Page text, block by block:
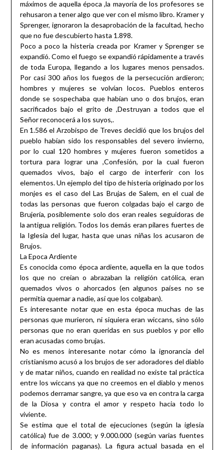
máximos de aquella época ,la mayoría de los profesores se
rehusaron a tener algo que ver con el mismo libro. Kramer y
Sprenger, ignoraron la desaprobación de la facultad, hecho
que no fue descubierto hasta 1.898.
Poco a poco la histeria creada por Kramer y Sprenger se
expandió. Como el fuego se expandió rápidamente a través
de toda Europa, llegando a los lugares menos pensados.
Por casi 300 años los fuegos de la persecución ardieron;
hombres y mujeres se volvían locos. Pueblos enteros
donde se sospechaba que habían uno o dos brujos, eran
sacrificados bajo el grito de ,Destruyan a todos que el
Señor reconocerá a los suyos,.
En 1.586 el Arzobispo de Treves decidió que los brujos del
pueblo habían sido los responsables del severo invierno,
por lo cual 120 hombres y mujeres fueron sometidos a
tortura para lograr una ,Confesión, por la cual fueron
quemados vivos, bajo el cargo de interferir con los
elementos. Un ejemplo del tipo de histeria originado por los
monjes es el caso del Las Brujas de Salem, en el cual de
todas las personas que fueron colgadas bajo el cargo de
Brujería, posiblemente solo dos eran reales seguidoras de
la antigua religión. Todos los demás eran pilares fuertes de
la Iglesia del lugar, hasta que unas niñas los acusaron de
Brujos.
La Epoca Ardiente
Es conocida como época ardiente, aquella en la que todos
los que no creían o abrazaban la religión católica, eran
quemados vivos o ahorcados (en algunos países no se
permitía quemar a nadie, así que los colgaban).
Es interesante notar que en esta época muchas de las
personas que murieron, ni siquiera eran wiccans, sino sólo
personas que no eran queridas en sus pueblos y por ello
eran acusadas como brujas.
No es menos interesante notar cómo la ignorancia del
cristianismo acusó a los brujos de ser adoradores del diablo
y de matar niños, cuando en realidad no existe tal práctica
entre los wiccans ya que no creemos en el diablo y menos
podemos derramar sangre, ya que eso va en contra la carga
de la Diosa y contra el amor y respeto hacia todo lo
viviente.
Se estima que el total de ejecuciones (según la iglesia
católica) fue de 3.000; y 9.000.000 (según varias fuentes
de información paganas). La figura actual basada en el